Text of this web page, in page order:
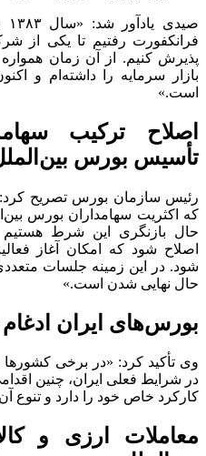
فرانکفورت رفتیم تا یکی از
پذیرش کنیم. از آن زمان همواره
بازار سرمایه را داشته‌ام و
است.»
اصلاح ترکیب
تأسیس بورس
رئیس سازمان بورس تصریح
که اکثریت سهامداران بورس
حال بازنگری این شرط هستیم
اصلاح شود که امکان آغاز
شود. در این زمینه جلسات
حال نهایی شدن است.»
بورس‌های ایران
وی تأکید کرد: «در برخی کشورها
در شرایط فعلی ایران، چنین
کارکرد خاص خود را دارد و تنوع
معاملات ارزی و